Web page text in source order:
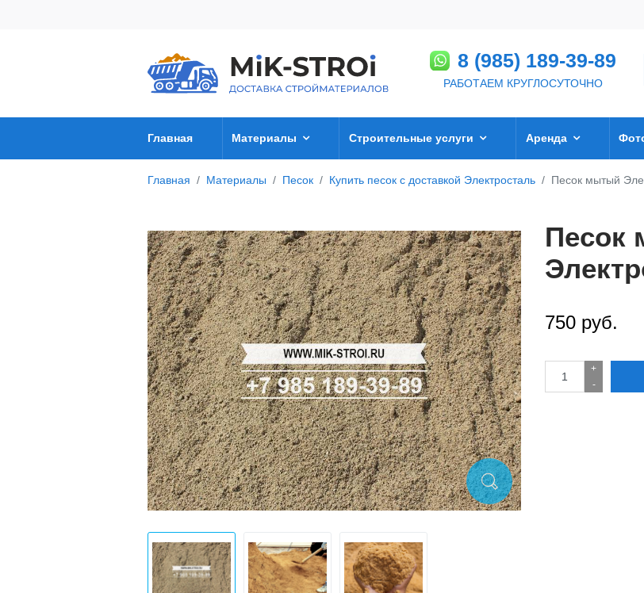
8 (985) 189-39-89
РАБОТАЕМ КРУГЛОСУТОЧНО
Главная Материалы Строительные услуги Аренда
Главная Материалы Песок Купить песок с доставкой Электросталь Песок мытый
Песок
750 руб.
+
-